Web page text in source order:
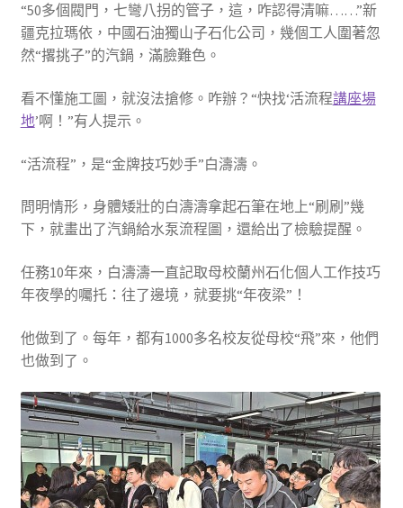
“50多個閥門，七彎八拐的管子，這，咋認得清嘛……”新
疆克拉瑪依，中國石油獨山子石化公司，幾個工人圍著忽
然“撂挑子”的汽鍋，滿臉難色。
看不懂施工圖，就沒法搶修。咋辦？“快找‘活流程講座場
地’啊！”有人提示。
“活流程”，是“金牌技巧妙手”白濤濤。
問明情形，身體矮壯的白濤濤拿起石筆在地上“刷刷”幾
下，就畫出了汽鍋給水泵流程圖，還給出了檢驗提醒。
任務10年來，白濤濤一直記取母校蘭州石化個人工作技巧
年夜學的囑托：往了邊境，就要挑“年夜梁”！
他做到了。每年，都有1000多名校友從母校“飛”來，他們
也做到了。